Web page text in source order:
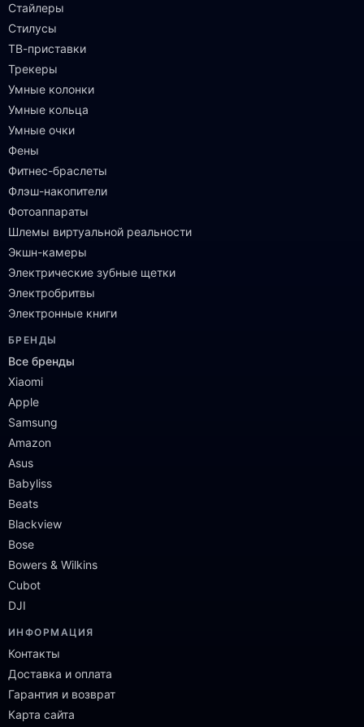
Стайлеры
Стилусы
ТВ-приставки
Трекеры
Умные колонки
Умные кольца
Умные очки
Фены
Фитнес-браслеты
Флэш-накопители
Фотоаппараты
Шлемы виртуальной реальности
Экшн-камеры
Электрические зубные щетки
Электробритвы
Электронные книги
БРЕНДЫ
Все бренды
Xiaomi
Apple
Samsung
Amazon
Asus
Babyliss
Beats
Blackview
Bose
Bowers & Wilkins
Cubot
DJI
ИНФОРМАЦИЯ
Контакты
Доставка и оплата
Гарантия и возврат
Карта сайта